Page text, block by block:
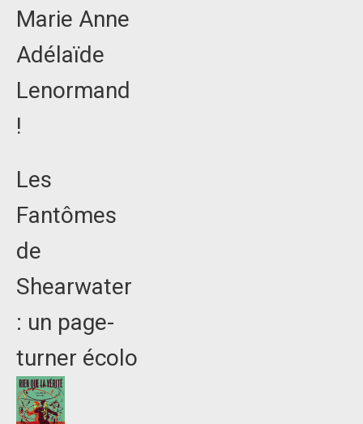
Marie Anne
Adélaïde
Lenormand
!
Les
Fantômes
de
Shearwater
: un page-
turner écolo